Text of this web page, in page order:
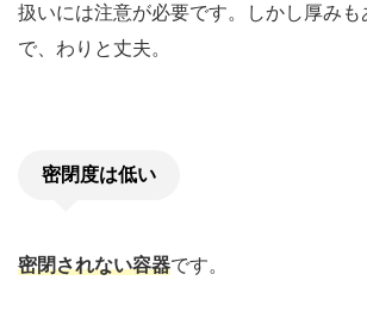
扱いには注意が必要です。しかし厚み
で、わりと丈夫。
密閉度は低い
密閉されない容器です。